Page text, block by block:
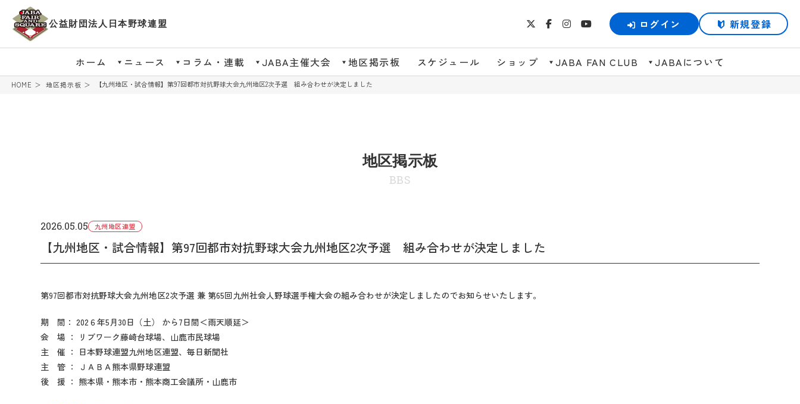
公益財団法人日本野球連盟 ログイン 新規登録
ホーム ニュース コラム・連載 JABA主催大会 地区掲示板 スケジュール ショップ JABA FAN CLUB JABAについて
HOME 地区掲示板 【九州地区・試合情報】第97回都市対抗野球大会九州地区2次予選 組み合わせが決定しました
地区掲示板
BBS
2026.05.05 九州地区連盟
【九州地区・試合情報】第97回都市対抗野球大会九州地区2次予選 組み合わせが決定しました
第97回都市対抗野球大会九州地区2次予選 兼 第65回九州社会人野球選手権大会の組み合わせが決定しましたのでお知らせいたします。
期 間： 202 ６年5 月30日（土） から7日間＜雨天順延＞
会 場 ： リブワーク藤崎台球場、山鹿市民球場
主 催 ： 日本野球連盟九州地区連盟、 毎日新聞社
主 管 ：
ＪＡＢＡ熊本県野球連盟
後 援 ： 熊本県・熊本市・熊本商工会議所・山鹿市